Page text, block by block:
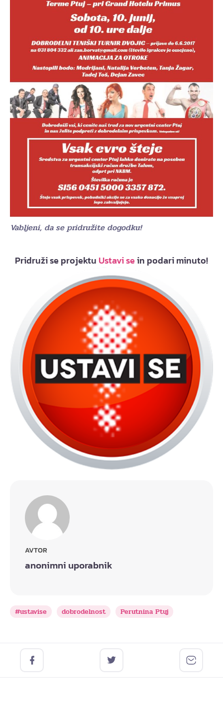
Vabljeni, da se pridružite dogodku!
Pridruži se projektu Ustavi sein podari minuto!
AVTOR
anonimni uporabnik
#ustavise dobrodelnost Perutnina Ptuj